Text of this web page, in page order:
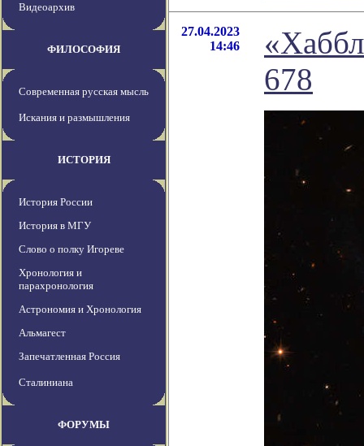
Видеоархив
ФИЛОСОФИЯ
Современная русская мысль
Искания и размышления
ИСТОРИЯ
История России
История в МГУ
Слово о полку Игореве
Хронология и
парахронология
Астрономия и Хронология
Альмагест
Запечатленная Россия
Сталиниана
ФОРУМЫ
27.04.2023
14:46
678